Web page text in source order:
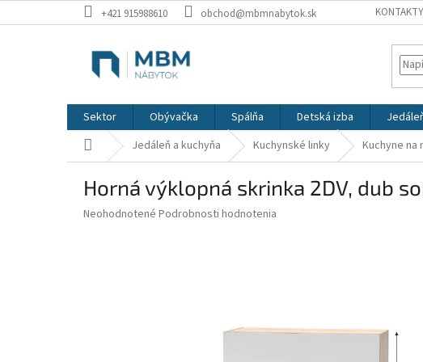
na
+421 915988610 obchod@mbmnabytok.sk KONTAKTY
Sektor Obývačka Spálňa Detská izba
Domov Jedáleň a kuchyňa Kuchynské linky Kuchyne na
Horná výklopná skrinka 2DV, dub
Priemerné
Neohodnotené Podrobnosti hodnotenia